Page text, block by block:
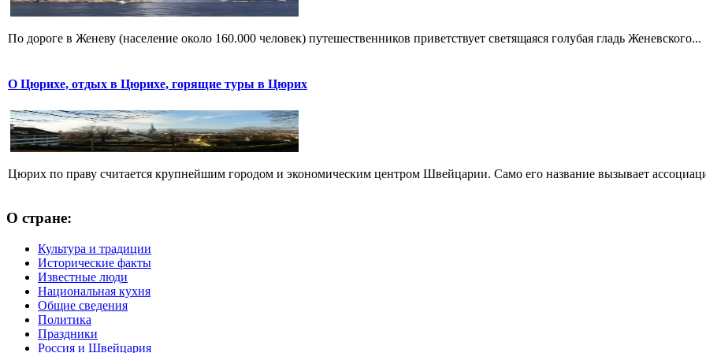
По дороге в Женеву (население около 160.000 человек) путешественников приветствует светящаяся голубая гладь Женевского...
О Цюрихе, отдых в Цюрихе, горящие туры в Цюрих
Цюрих по праву считается крупнейшим городом и экономическим центром Швейцарии. Само его название вызывает
О стране:
Культура и традиции
Исторические факты
Известные люди
Национальная кухня
Общие сведения
Политика
Праздники
Россия и Швейцария